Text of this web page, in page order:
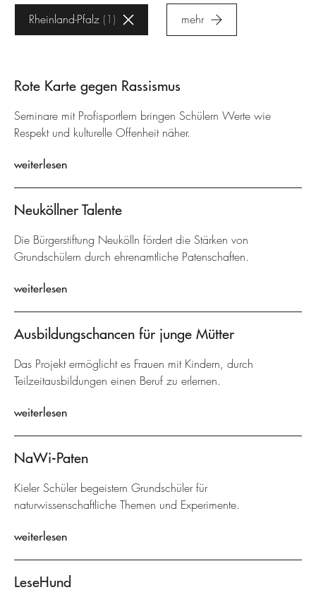
Rheinland-Pfalz 1 mehr
Rote Karte gegen Rassismus
Seminare mit Profisportlern bringen Schülern Werte wie
Respekt und kulturelle Offenheit näher.
weiterlesen
Neuköllner Talente
Die Bürgerstiftung Neukölln fördert die Stärken von
Grundschülern durch ehrenamtliche Patenschaften.
weiterlesen
Ausbildungschancen für junge Mütter
Das Projekt ermöglicht es Frauen mit Kindern, durch
Teilzeitausbildungen einen Beruf zu erlernen.
weiterlesen
NaWi-Paten
Kieler Schüler begeistern Grundschüler für
naturwissenschaftliche Themen und Experimente.
weiterlesen
LeseHund